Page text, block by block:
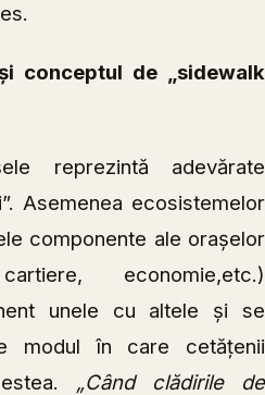
conceptul de „sidewalk
reprezintă adevărate
Asemenea ecosistemelor
componente ale orașelor
economie,etc.)
unele cu altele și se
modul în care cetățenii
„Când clădirile de